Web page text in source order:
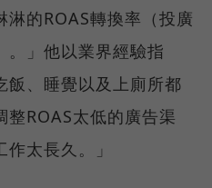
的ROAS轉換率（投廣
。」他以業界經驗指
飯、睡覺以及上廁所都
ROAS太低的廣告渠
太長久。」